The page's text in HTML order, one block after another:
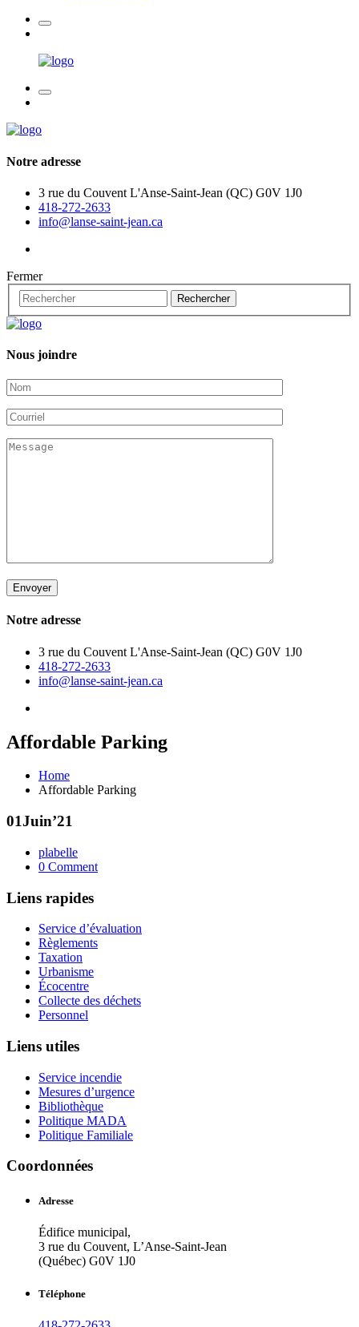
Notre adresse
3 rue du Couvent L'Anse-Saint-Jean (QC) G0V 1J0
418-272-2633
info@lanse-saint-jean.ca
Fermer
Nous joindre
Notre adresse
3 rue du Couvent L'Anse-Saint-Jean (QC) G0V 1J0
418-272-2633
info@lanse-saint-jean.ca
Affordable Parking
Home
Affordable Parking
01Juin’21
plabelle
0 Comment
Liens rapides
Service d’évaluation
Règlements
Taxation
Urbanisme
Écocentre
Collecte des déchets
Personnel
Liens utiles
Service incendie
Mesures d’urgence
Bibliothèque
Politique MADA
Politique Familiale
Coordonnées
Adresse
Édifice municipal,
3 rue du Couvent, L’Anse-Saint-Jean
(Québec) G0V 1J0
Téléphone